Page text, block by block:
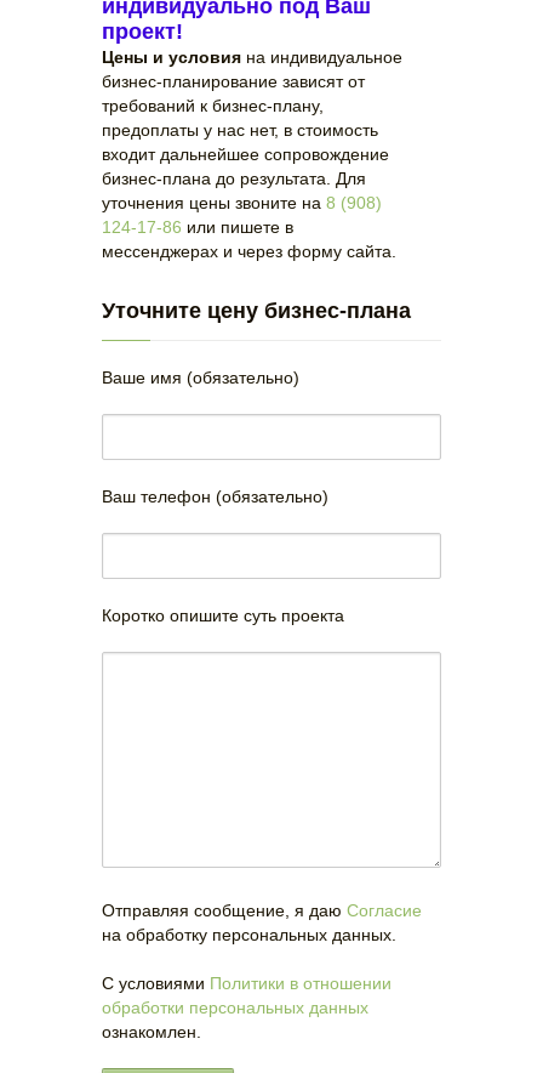
индивидуально под Ваш
проект!
Цены и условия на индивидуальное
бизнес-планирование зависят от
требований к бизнес-плану,
предоплаты у нас нет, в стоимость
входит дальнейшее сопровождение
бизнес-плана до результата. Для
уточнения цены звоните на 8 (908)
124-17-86 или пишете в
мессенджерах и через форму сайта.
Уточните цену бизнес-плана
Ваше имя (обязательно)
Ваш телефон (обязательно)
Коротко опишите суть проекта
Отправляя сообщение, я даю Согласие
на обработку персональных данных.
С условиями Политики в отношении
обработки персональных данных
ознакомлен.